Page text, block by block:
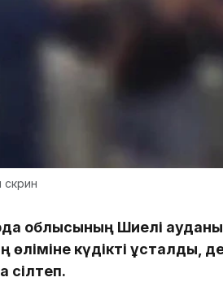
облысының Шиелі
өліміне күдікті ұсталды,
сілтеп.